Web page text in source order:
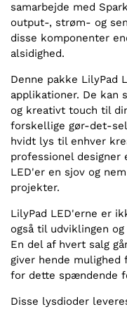
samarbejde med
output-, strøm- og
disse komponenter
alsidighed.
Denne pakke LilyPad
applikationer. De
og kreativt touch til
forskellige gør-det-
hvidt lys til enhver
professionel
LED'er en sjov og
projekter.
LilyPad LED'erne er
også til udviklingen
En del af hvert salg
giver hende
for dette spændende
Disse lysdioder